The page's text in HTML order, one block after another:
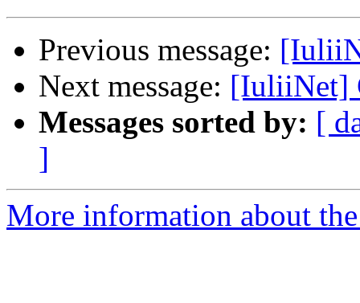
Previous message:
Next message: [IuliiNet]
Messages sorted by: [
]
More information about